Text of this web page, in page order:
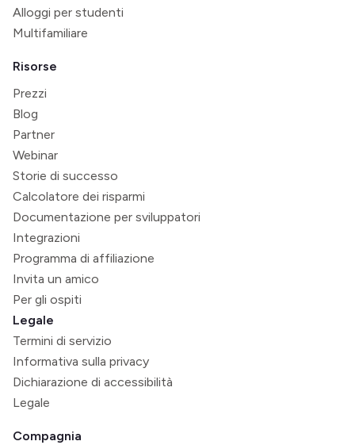
Alloggi per studenti
Multifamiliare
Risorse
Prezzi
Blog
Partner
Webinar
Storie di successo
Calcolatore dei risparmi
Documentazione per sviluppatori
Integrazioni
Programma di affiliazione
Invita un amico
Per gli ospiti
Legale
Termini di servizio
Informativa sulla privacy
Dichiarazione di accessibilità
Legale
Compagnia